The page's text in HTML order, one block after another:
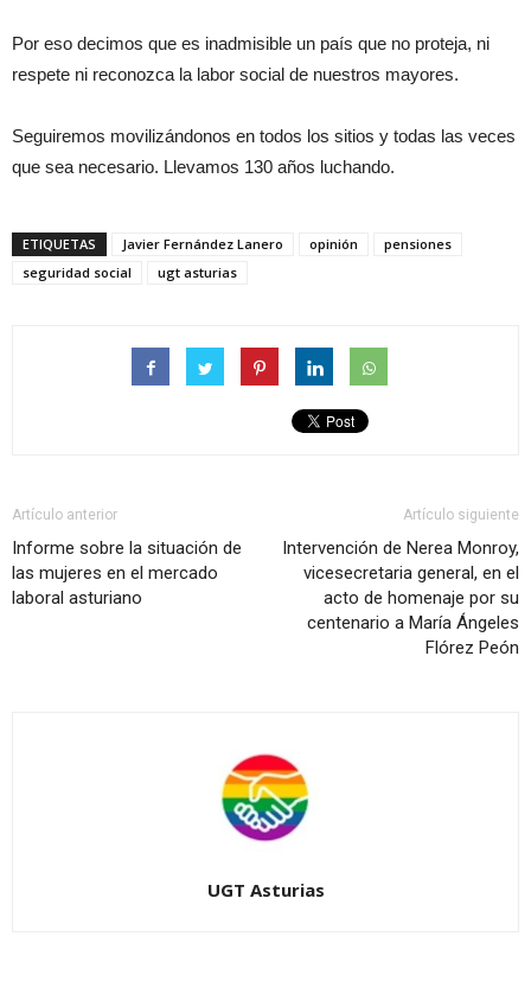
Por eso decimos que es inadmisible un país que no proteja, ni
respete ni reconozca la labor social de nuestros mayores.
Seguiremos movilizándonos en todos los sitios y todas las veces
que sea necesario. Llevamos 130 años luchando.
ETIQUETAS Javier Fernández Lanero opinión
pensiones
seguridad social
ugt asturias
Artículo anterior
Informe sobre la situación de
las mujeres en el mercado
laboral asturiano
Artículo siguiente
Intervención de Nerea Monroy,
vicesecretaria general, en el
acto de homenaje por su
centenario a María Ángeles
Flórez Peón
UGT Asturias